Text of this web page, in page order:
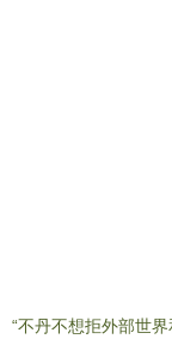
“不丹不想拒外部世